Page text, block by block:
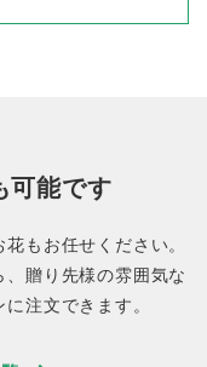
可能です
もお任せください。
贈り先様の雰囲気な
注文できます。